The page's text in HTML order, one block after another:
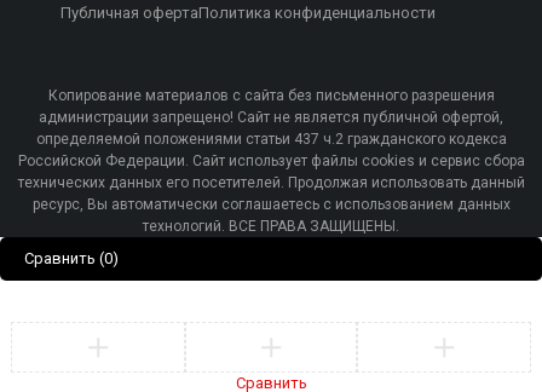
Публичная офертаПолитика конфиденциальности
Копирование материалов с сайта без письменного разрешения
администрации запрещено! Сайт не является публичной офертой,
определяемой положениями статьи 437 ч.2 гражданского кодекса
Российской Федерации. Сайт использует файлы cookies и сервис сбора
технических данных его посетителей. Продолжая использовать данный
ресурс, Вы автоматически соглашаетесь с использованием данных
технологий. ВСЕ ПРАВА ЗАЩИЩЕНЫ.
Сравнить (0)
Сравнить